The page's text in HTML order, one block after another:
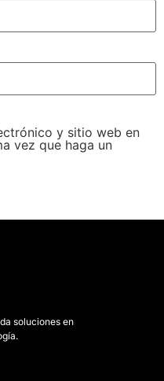
y sitio web en
vez que haga un
soluciones en